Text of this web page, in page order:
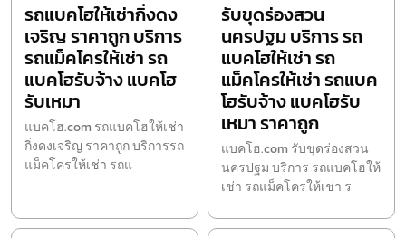
รถแบคโฮให้เช่ากิ่งดง
เจริญ ราคาถูก บริการ
รถแม็คโครให้เช่า รถ
แบคโฮรับจ้าง แบคโฮ
รับเหมา
แบคโฮ.com รถแบคโฮให้เช่า
กิ่งดงเจริญ ราคาถูก บริการรถ
แม็คโครให้เช่า รถแ
รับขุดร่องสวน
นครปฐม บริการ รถ
แบคโฮให้เช่า รถ
แม็คโครให้เช่า รถแบค
โฮรับจ้าง แบคโฮรับ
เหมา ราคาถูก
แบคโฮ.com รับขุดร่องสวน
นครปฐม บริการ รถแบคโฮให้
เช่า รถแม็คโครให้เช่า ร